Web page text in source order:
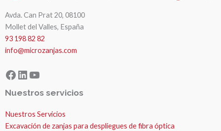
Avda. Can Prat 20, 08100
Mollet del Valles, España
93 198 82 82
info@microzanjas.com
Facebook
LinkedIn
YouTube
Nuestros servicios
Nuestros Servicios
Excavación de zanjas para despliegues de fibra óptica